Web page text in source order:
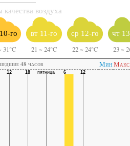
воздуха
го
31°C
вт 11-го
21 ~ 24°C
ср 12-го
22 ~ 24°C
чт
23 ~
48 часов МинМакс